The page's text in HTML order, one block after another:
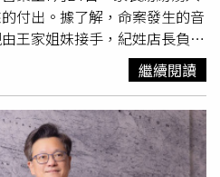
付出。據了解，命案發生的音
王家姐妹接手，紀姓店長負責
，林詩淳與紀男為連襟，雙方
分配問題產生嫌隙，14日下午
砍30多刀，警方到場後因林男
腿才將人制伏。紀男夫妻同樣
紀男曾赴美求學，返國後投入
公益，案發當天上午還如往常接
繼續閱讀